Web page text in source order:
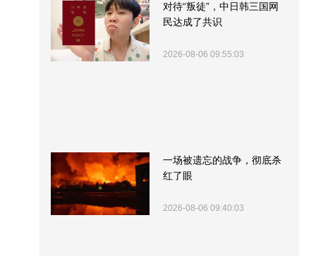
对待“叛徒”，中日韩三国网
民达成了共识
2026-08-06 09:55:03
一场被遗忘的战争，彻底杀
红了眼
2026-08-06 09:40:03